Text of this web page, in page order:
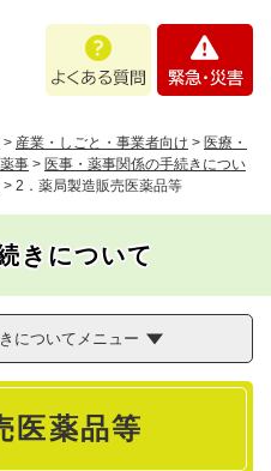
あ
問
・
> 産業・しごと・事業者向け > 医療・
事 > 医事・薬事関係の手続きについ
> 2．薬局製造販売医薬品等
きについて
についてメニュー
医薬品等